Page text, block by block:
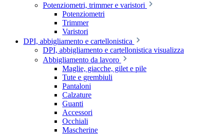
Potenziometri, trimmer e varistori
Potenziometri
Trimmer
Varistori
DPI, abbigliamento e cartellonistica
DPI, abbigliamento e cartellonistica visualizza
Abbigliamento da lavoro
Maglie, giacche, gilet e pile
Tute e grembiuli
Pantaloni
Calzature
Guanti
Accessori
Occhiali
Mascherine